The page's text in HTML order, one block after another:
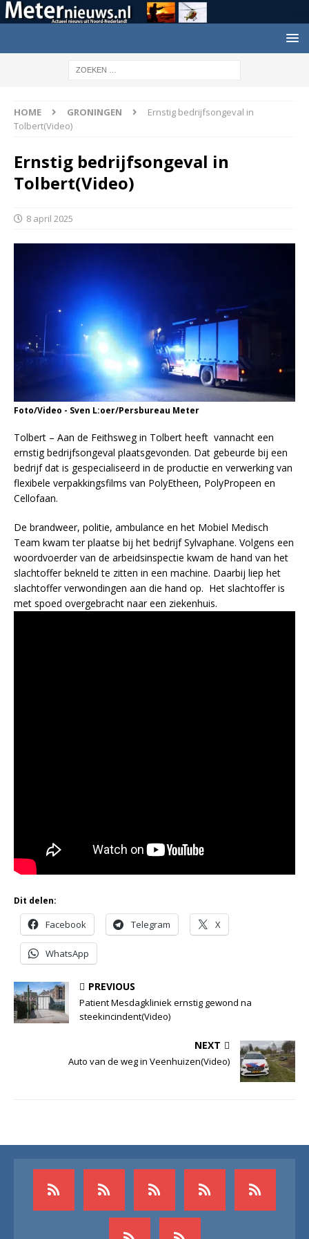
HOME GRONINGEN
Ernstig bedrijfsongeval in
Tolbert(Video)
Ernstig bedrijfsongeval in
Tolbert(Video)
8 april 2025
Foto/Video - Sven L:oer/Persbureau Meter
Tolbert – Aan de Feithsweg in Tolbert heeft vannacht een
ernstig bedrijfsongeval plaatsgevonden. Dat gebeurde bij een
bedrijf dat is gespecialiseerd in de productie en verwerking van
flexibele verpakkingsfilms van PolyEtheen, PolyPropeen en
Cellofaan.
De brandweer, politie, ambulance en het Mobiel Medisch
Team kwam ter plaatse bij het bedrijf Sylvaphane. Volgens een
woordvoerder van de arbeidsinspectie kwam de hand van het
slachtoffer bekneld te zitten in een machine. Daarbij liep het
slachtoffer verwondingen aan die hand op. Het slachtoffer is
met spoed overgebracht naar een ziekenhuis.
Dit delen:
Facebook Telegram X
WhatsApp
PREVIOUS
Patient Mesdagkliniek ernstig gewond na
steekincindent(Video)
NEXT
Auto van de weg in Veenhuizen(Video)